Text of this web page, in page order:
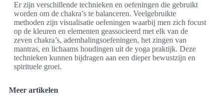
Er zijn verschillende technieken en oefeningen die gebruikt
worden om de chakra’s te balanceren. Veelgebruikte
methoden zijn visualisatie oefeningen waarbij men zich focust
op de kleuren en elementen geassocieerd met elk van de
zeven chakra’s, ademhalingsoefeningen, het zingen van
mantras, en lichaams houdingen uit de yoga praktijk. Deze
technieken kunnen bijdragen aan een dieper bewustzijn en
spirituele groei.
Meer artikelen